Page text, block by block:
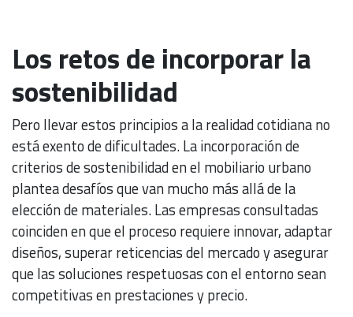
Los retos de incorporar la
sostenibilidad
Pero llevar estos principios a la realidad cotidiana no
está exento de dificultades. La incorporación de
criterios de sostenibilidad en el mobiliario urbano
plantea desafíos que van mucho más allá de la
elección de materiales. Las empresas consultadas
coinciden en que el proceso requiere innovar, adaptar
diseños, superar reticencias del mercado y asegurar
que las soluciones respetuosas con el entorno sean
competitivas en prestaciones y precio.